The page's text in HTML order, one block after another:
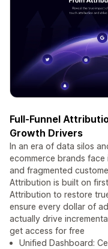
Full-Funnel
Growth Drivers
In an era of data silos
ecommerce brands
and fragmented
Attribution is built on
Attribution to restore
ensure every dollar of
actually drive
get access for free
Unified Dashboard: